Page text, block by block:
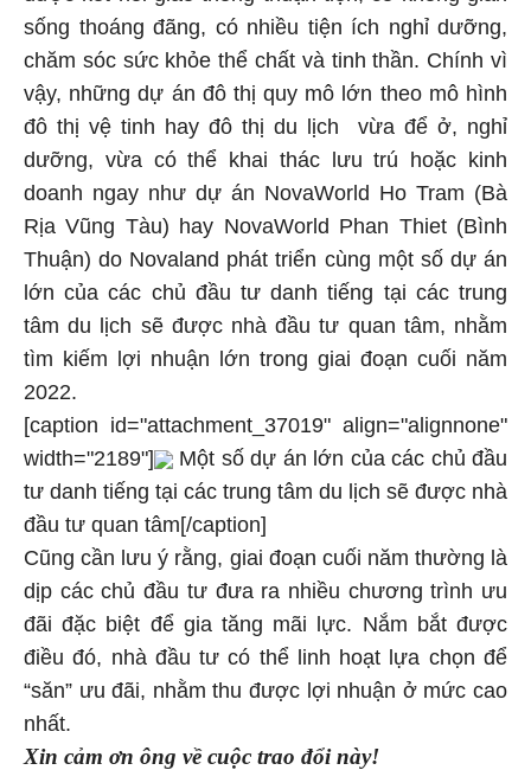
sống thoáng đãng, có nhiều tiện ích nghỉ dưỡng,
chăm sóc sức khỏe thể chất và tinh thần. Chính vì
vậy, những dự án đô thị quy mô lớn theo mô hình
đô thị vệ tinh hay đô thị du lịch vừa để ở, nghỉ
dưỡng, vừa có thể khai thác lưu trú hoặc kinh
doanh ngay như dự án NovaWorld Ho Tram (Bà
Rịa Vũng Tàu) hay NovaWorld Phan Thiet (Bình
Thuận) do Novaland phát triển cùng một số dự án
lớn của các chủ đầu tư danh tiếng tại các trung
tâm du lịch sẽ được nhà đầu tư quan tâm, nhằm
tìm kiếm lợi nhuận lớn trong giai đoạn cuối năm
2022.
[caption id="attachment_37019" align="alignnone"
width="2189"]
Một số dự án lớn của các chủ đầu
tư danh tiếng tại các trung tâm du lịch sẽ được nhà
đầu tư quan tâm[/caption]
Cũng cần lưu ý rằng, giai đoạn cuối năm thường là
dịp các chủ đầu tư đưa ra nhiều chương trình ưu
đãi đặc biệt để gia tăng mãi lực. Nắm bắt được
điều đó, nhà đầu tư có thể linh hoạt lựa chọn để
“săn” ưu đãi, nhằm thu được lợi nhuận ở mức cao
nhất.
Xin cảm ơn ông về cuộc trao đổi này!